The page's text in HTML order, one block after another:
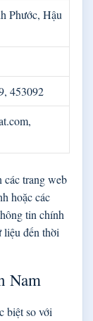
Phước, Hậu
453092
các trang web
hoặc các
tin chính
liệu đến thời
Nam
biệt so với